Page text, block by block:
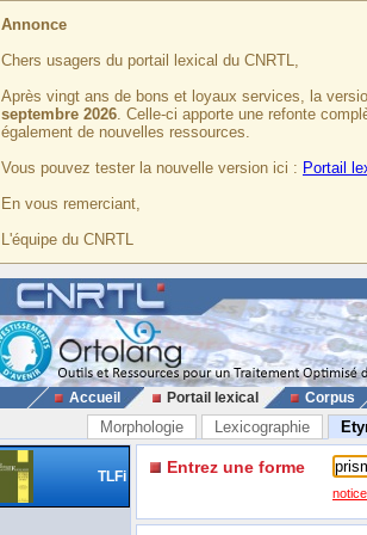
Annonce
Chers usagers du portail lexical du CNRTL,
Après vingt ans de bons et loyaux services, la
septembre 2026. Celle-ci apporte une refonte
également de nouvelles ressources.
Vous pouvez tester la nouvelle version ici : Portail
En vous remerciant,
L'équipe du CNRTL
Accueil Portail lexical Corpus
Morphologie Lexicographie
TLFi Entrez une forme